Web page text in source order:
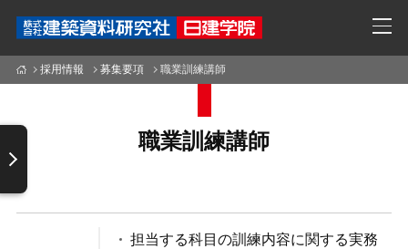
採用情報 募集要項 職業訓練講師
職業訓練講師
担当する科目の訓練内容に関する実務